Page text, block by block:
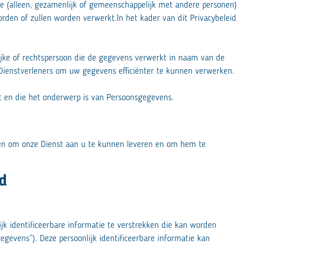
gezamenlijk of gemeenschappelijk met andere personen)
of zullen worden verwerkt.In het kader van dit Privacybeleid
of rechtspersoon die de gegevens verwerkt in naam van de
om uw gegevens efficiënter te kunnen verwerken.
die het onderwerp is van Persoonsgegevens.
om onze Dienst aan u te kunnen leveren en om hem te
identificeerbare informatie te verstrekken die kan worden
Deze persoonlijk identificeerbare informatie kan